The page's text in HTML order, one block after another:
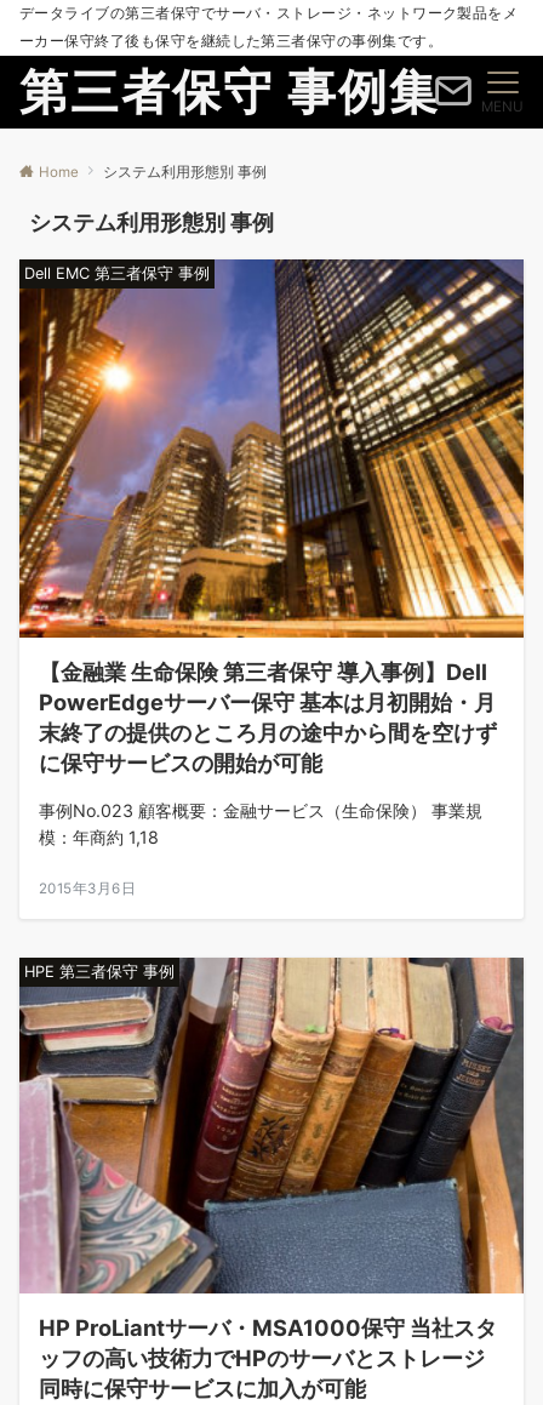
データライブの第三者保守でサーバ・ストレージ・ネットワーク製品をメ
ーカー保守終了後も保守を継続した第三者保守の事例集です。
第三者保守 事例集 MENU
Home システム利用形態別 事例
システム利用形態別 事例
Dell EMC 第三者保守 事例
【金融業 生命保険 第三者保守 導入事例】Dell
PowerEdgeサーバー保守 基本は月初開始・月
末終了の提供のところ月の途中から間を空けず
に保守サービスの開始が可能
事例No.023 顧客概要：金融サービス（生命保険） 事業規
模：年商約 1,18
2015年3月6日
HPE 第三者保守 事例
HP ProLiantサーバ・MSA1000保守 当社スタ
ッフの高い技術力でHPのサーバとストレージ
同時に保守サービスに加入が可能